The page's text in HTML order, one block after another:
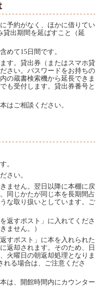
予約がなく、ほかに借りてい
貸出期間を延ばすこと（延
めて15日間です。
す。貸出券（またはスマホ貸
さい。パスワードをお持ちの
の蔵書検索機から延長できま
も受付します。貸出券番号と
はご相談ください。
。
さい。
ません。翌日以降に本棚に戻
同じかたが同じ本を長期間占
な取り扱いとしています。ご
返すポスト」に入れてくださ
ません。）
すポスト」に本を入れられた
返却されます。そのため、日
火曜日の朝返却処理となりま
る場合は、ご注意くださ
は、開館時間内にカウンター